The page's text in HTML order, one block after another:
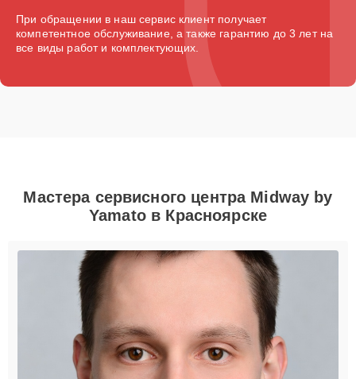
При обращении в наш сервис клиент получает
компетентное обслуживание, а также гарантию до 3 лет на
все виды работ и комплектующих.
Мастера сервисного центра Midway by
Yamato в Красноярске